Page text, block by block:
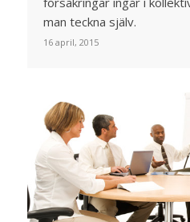
man teckna själv.
16 april, 2015